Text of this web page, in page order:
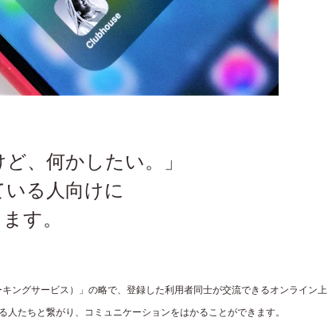
、何かしたい。」
る人向けに
す。
ングサービス）」の略で、登録した利用者同士が交流できるオンライン上
たちと繋がり、コミュニケーションをはかることができます。